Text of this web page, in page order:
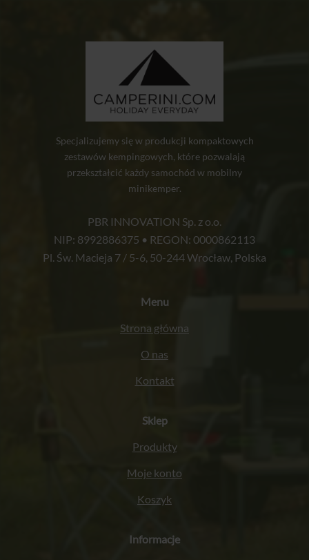
Specjalizujemy się w produkcji kompaktowych
zestawów kempingowych, które pozwalają
przekształcić każdy samochód w mobilny
minikemper.
PBR INNOVATION Sp. z o.o.
NIP: 8992886375 • REGON: 0000862113
Pl. Św. Macieja 7 / 5-6, 50-244 Wrocław, Polska
Menu
Strona główna
O nas
Kontakt
Sklep
Produkty
Moje konto
Koszyk
Informacje